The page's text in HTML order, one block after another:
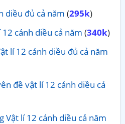
diều đủ cả năm (295k)
cánh diều cả năm (340k)
lí 12 cánh diều đủ cả năm
đề vật lí 12 cánh diều cả
Vật lí 12 cánh diều cả năm